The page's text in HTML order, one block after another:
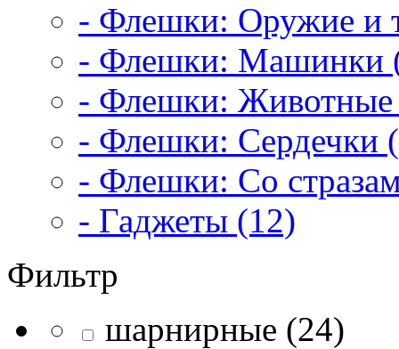
- Флешки: Оружие и
- Флешки: Машинки
- Флешки: Животные
- Флешки: Сердечки
- Флешки: Со
- Гаджеты (12)
Фильтр
шарнирные (24)